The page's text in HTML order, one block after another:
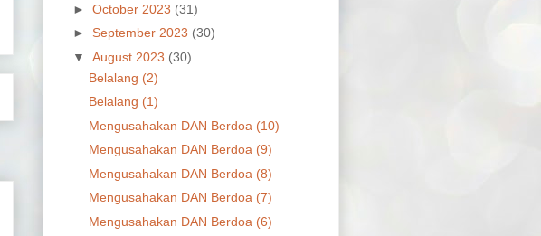
► October 2023 (31)
► September 2023 (30)
▼ August 2023 (30)
Belalang (2)
Belalang (1)
Mengusahakan DAN Berdoa (10)
Mengusahakan DAN Berdoa (9)
Mengusahakan DAN Berdoa (8)
Mengusahakan DAN Berdoa (7)
Mengusahakan DAN Berdoa (6)